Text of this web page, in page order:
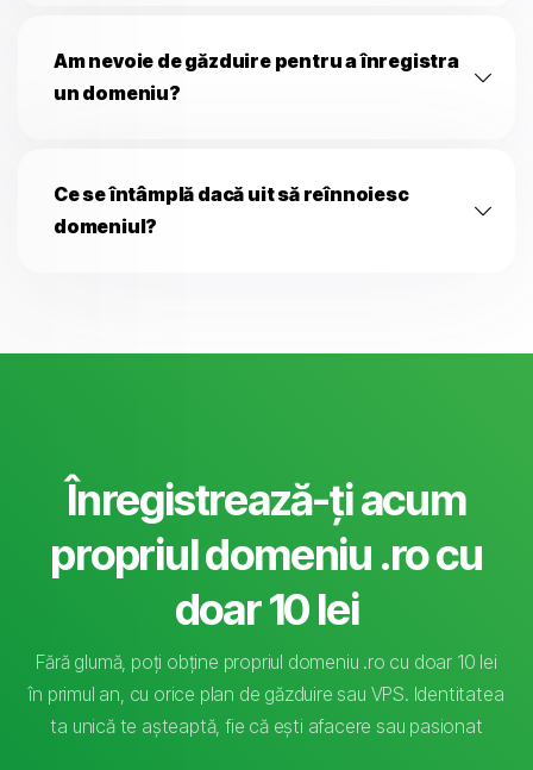
Am nevoie de găzduire pentru a înregistra
un domeniu?
Ce se întâmplă dacă uit să reînnoiesc
domeniul?
Înregistrează-ți acum
propriul domeniu .ro cu
doar 10 lei
Fără glumă, poți obține propriul domeniu .ro cu doar 10 lei
în primul an, cu orice plan de găzduire sau VPS. Identitatea
ta unică te așteaptă, fie că ești afacere sau pasionat